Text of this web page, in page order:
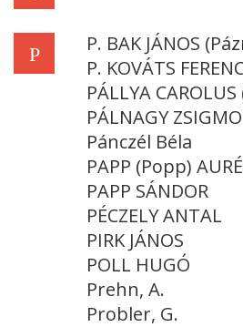
P
P. BAK JÁNOS
P. KOVÁTS
PÁLLYA
PÁLNAGY
Pánczél Béla
PAPP (Popp)
PAPP SÁNDOR
PÉCZELY ANTAL
PIRK JÁNOS
POLL HUGÓ
Prehn, A.
Probler, G.